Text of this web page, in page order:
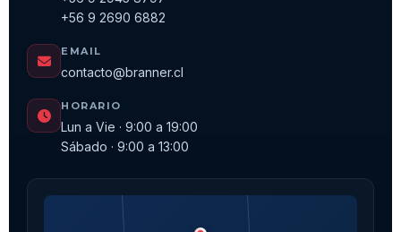
+56 9 2690 6882
EMAIL
contacto@branner.cl
HORARIO
Lun a Vie · 9:00 a 19:00
Sábado · 9:00 a 13:00